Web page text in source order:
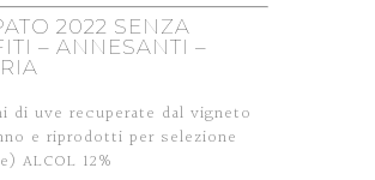
2022 SENZA
– ANNESANTI –
di uve recuperate dal vigneto
e riprodotti per selezione
ALCOL 12%